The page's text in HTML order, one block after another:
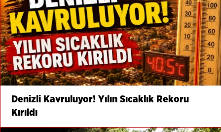
Denizli Kavruluyor! Yılın Sıcaklık Rekoru
Kırıldı